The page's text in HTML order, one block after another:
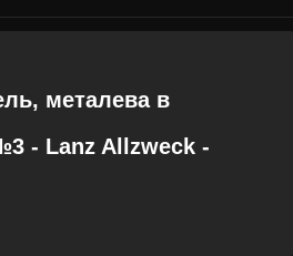
металева в
- Lanz Allzweck -